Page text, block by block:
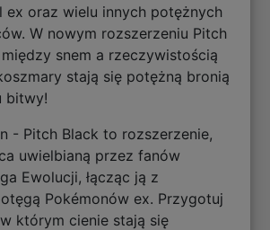
ex oraz wielu innych potężnych
W nowym rozszerzeniu Pitch
snem a rzeczywistością
stają się potężną bronią
bitwy!
- Pitch Black to rozszerzenie,
uwielbianą przez fanów
Ewolucji, łącząc ją z
Pokémonów ex. Przygotuj
którym cienie stają się